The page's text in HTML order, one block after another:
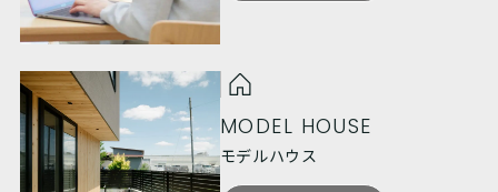
MODEL HOUSE
モデルハウス